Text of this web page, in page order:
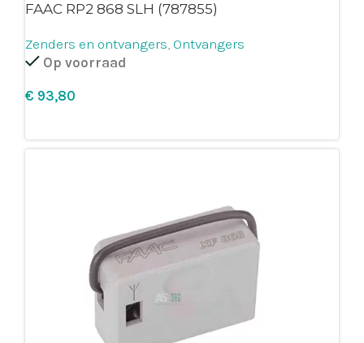
FAAC RP2 868 SLH (787855)
Zenders en ontvangers, Ontvangers
Op voorraad
€